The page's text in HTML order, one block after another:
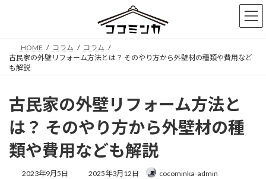
HOME コラム
コラム
古民家の外壁リフォーム方法とは？ そのやり方から外壁材の種類や費用など
も解説
古民家の外壁リフォーム方法と
は？ そのやり方から外壁材の種
類や費用なども解説
2023年9月5日
最
2025年3月12日 cocominka-admin